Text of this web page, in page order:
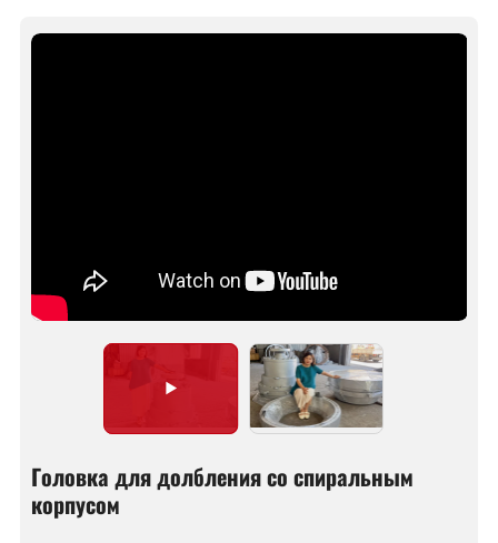
Головка для долбления со спиральным
корпусом